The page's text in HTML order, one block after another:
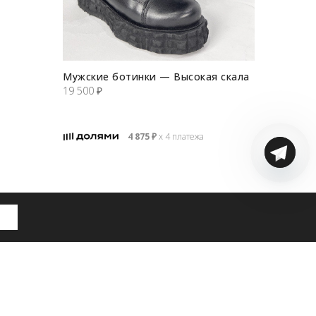
Мужские ботинки — Высокая скала
19 500₽
4 875₽х 4 платежа